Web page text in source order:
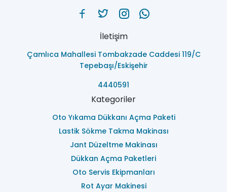
İletişim
Çamlıca Mahallesi Tombakzade Caddesi 119/C
Tepebaşı/Eskişehir
4440591
Kategoriler
Oto Yıkama Dükkanı Açma Paketi
Lastik Sökme Takma Makinası
Jant Düzeltme Makinası
Dükkan Açma Paketleri
Oto Servis Ekipmanları
Rot Ayar Makinesi